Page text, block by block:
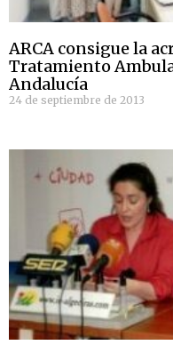
ARCA consigue la
Tratamiento
Andalucía
24 de septiembre de 2013